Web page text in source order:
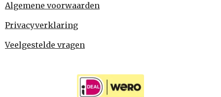
Algemene voorwaarden
Privacyverklaring
Veelgestelde vragen